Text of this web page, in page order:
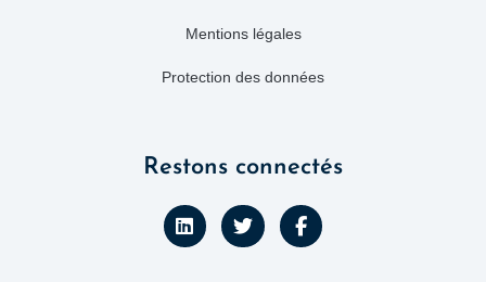
Mentions légales
Protection des données
Restons connectés
L
i
n
T
w
i
F
a
c